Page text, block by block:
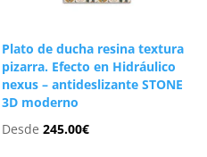
Plato de ducha resina textura
pizarra. Efecto en Hidráulico
nexus – antideslizante STONE
3D moderno
Desde245.00€